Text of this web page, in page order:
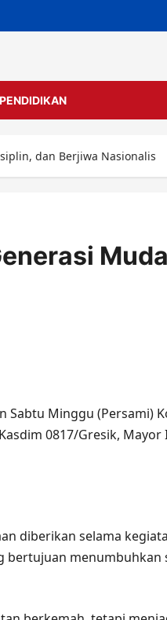
PENDIDIKAN
dan Berjiwa Nasionalis
Minggu (Persami)
0817/Gresik,
diberikan selama